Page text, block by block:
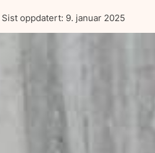
Sist oppdatert: 9. januar 2025